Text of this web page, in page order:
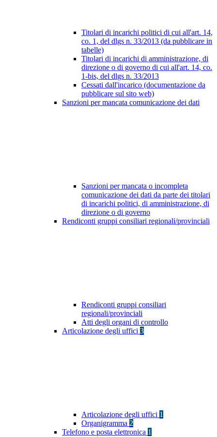
Titolari di incarichi politici di cui all'art. 14,
co. 1, del dlgs n. 33/2013 (da pubblicare in
tabelle)
Titolari di incarichi di amministrazione, di
direzione o di governo di cui all'art. 14, co.
1-bis, del dlgs n. 33/2013
Cessati dall'incarico (documentazione da
pubblicare sul sito web)
Sanzioni per mancata comunicazione dei dati
Sanzioni per mancata o incompleta
comunicazione dei dati da parte dei titolari
di incarichi politici, di amministrazione, di
direzione o di governo
Rendiconti gruppi consiliari regionali/provinciali
Rendiconti gruppi consiliari
regionali/provinciali
Atti degli organi di controllo
Articolazione degli uffici 3
Articolazione degli uffici 1
Organigramma 2
Telefono e posta elettronica 1